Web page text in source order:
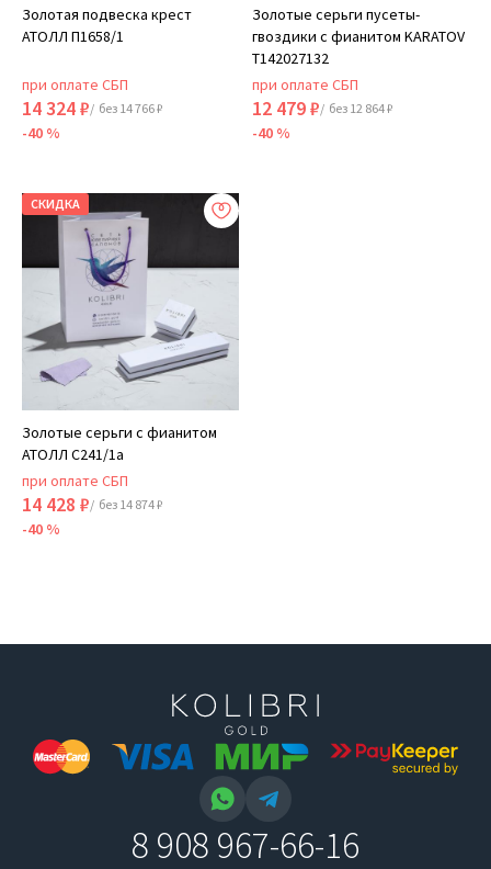
Золотая подвеска крест
АТОЛЛ П1658/1
при оплате СБП
14 324 ₽/ без 14 766 ₽
-40 %
Золотые серьги пусеты-
гвоздики с фианитом KARATOV
Т142027132
при оплате СБП
12 479 ₽/ без 12 864 ₽
-40 %
СКИДКА
Золотые серьги с фианитом
АТОЛЛ С241/1а
при оплате СБП
14 428 ₽/ без 14 874 ₽
-40 %
8 908 967-66-16